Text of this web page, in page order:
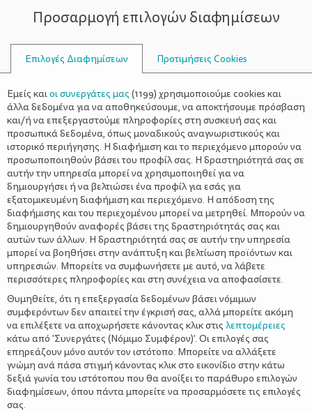
ΣΥΜΒΟΥΛΟΙ
ΜΈΛΙ ΚΑΙ ΒΡΏΜΗ
Μπισκότα δημητριακών – Ποτέ η
υγιεινή διατροφή δεν ήταν τόσο
Προσαρμογή επιλογών διαφημίσεων
Επιλογές Διαφημίσεων Προτιμήσεις Cookies
Εμείς καιοι συνεργάτες μας (1199) χρησιμοποιούμε cookies και
άλλα δεδομένα για να αποθηκεύσουμε, να αποκτήσουμε πρόσβαση
και/ή να επεξεργαστούμε πληροφορίες στη συσκευή σας και
προσωπικά δεδομένα, όπως μοναδικούς αναγνωριστικούς και
ιστορικό περιήγησης. Η διαφήμιση και το περιεχόμενο μπορούν να
προσωποποιηθούν βάσει του προφίλ σας. Η δραστηριότητά σας σε
αυτήν την υπηρεσία μπορεί να χρησιμοποιηθεί για να
δημιουργήσει ή να βελτιώσει ένα προφίλ για εσάς για
εξατομικευμένη διαφήμιση και περιεχόμενο. Η απόδοση της
διαφήμισης και του περιεχομένου μπορεί να μετρηθεί. Μπορούν να
δημιουργηθούν αναφορές βάσει της δραστηριότητάς σας και
αυτών των άλλων. Η δραστηριότητά σας σε αυτήν την υπηρεσία
μπορεί να βοηθήσει στην ανάπτυξη και βελτίωση προϊόντων και
υπηρεσιών. Μπορείτε να συμφωνήσετε με αυτό, να λάβετε
περισσότερες πληροφορίες και στη συνέχεια να αποφασίσετε.
Θυμηθείτε, ότι η επεξεργασία δεδομένων βάσει νόμιμων
συμφερόντων δεν απαιτεί την έγκρισή σας, αλλά μπορείτε ακόμη
να επιλέξετε να αποχωρήσετε κάνοντας κλικ στις λεπτομέρειες
κάτω από 'Συνεργάτες (Νόμιμο Συμφέρον)'. Οι επιλογές σας
επηρεάζουν μόνο αυτόν τον ιστότοπο. Μπορείτε να αλλάξετε
γνώμη ανά πάσα στιγμή κάνοντας κλικ στο εικονίδιο στην κάτω
δεξιά γωνία του ιστότοπου που θα ανοίξει το παράθυρο επιλογών
διαφημίσεων, όπου πάντα μπορείτε να προσαρμόσετε τις επιλογές
σας.